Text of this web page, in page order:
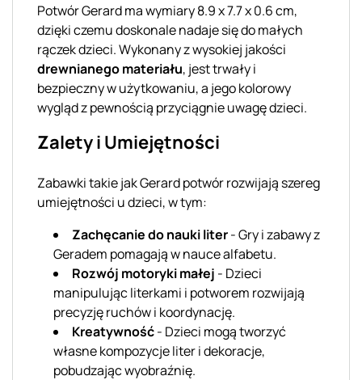
Potwór Gerard ma wymiary 8.9 x 7.7 x 0.6 cm,
dzięki czemu doskonale nadaje się do małych
rączek dzieci. Wykonany z wysokiej jakości
drewnianego materiału, jest trwały i
bezpieczny w użytkowaniu, a jego kolorowy
wygląd z pewnością przyciągnie uwagę dzieci.
Zalety i Umiejętności
Zabawki takie jak Gerard potwór rozwijają szereg
umiejętności u dzieci, w tym:
Zachęcanie do nauki liter- Gry i zabawy z
Geradem pomagają w nauce alfabetu.
Rozwój motoryki małej - Dzieci
manipulując literkami i potworem rozwijają
precyzję ruchów i koordynację.
Kreatywność- Dzieci mogą tworzyć
własne kompozycje liter i dekoracje,
pobudzając wyobraźnię.